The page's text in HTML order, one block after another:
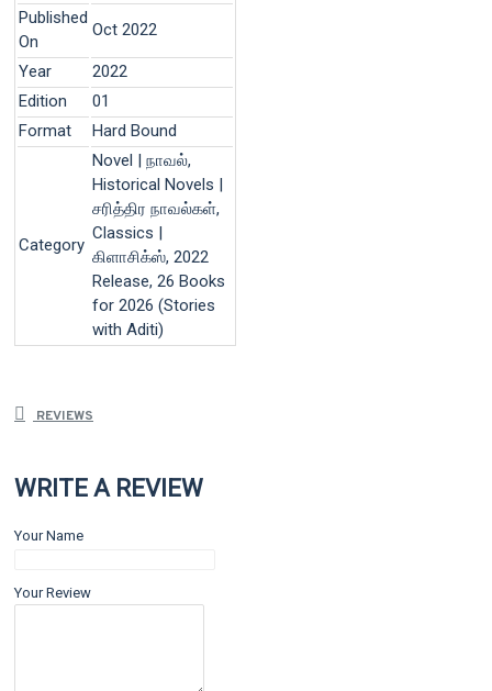
Published
On
Oct 2022
Year
2022
Edition
01
Format
Hard Bound
Category
Novel | நாவல்,
Historical Novels |
சரித்திர நாவல்கள்,
Classics |
கிளாசிக்ஸ், 2022
Release, 26 Books
for 2026 (Stories
with Aditi)
REVIEWS
WRITE A REVIEW
Your Name
Your Review